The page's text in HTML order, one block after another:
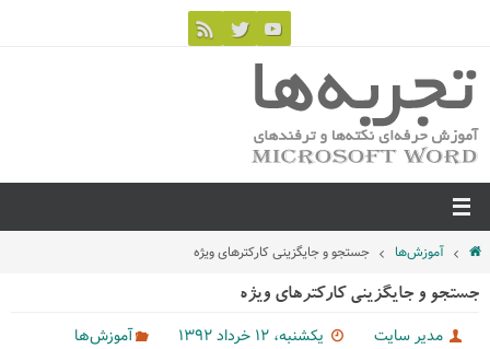
آموزش‌ها جستجو و جایگزینی کارکترهای ویژه
جستجو و جایگزینی کارکترهای ویژه
مدیر سایت یکشنبه، ۱۲ خرداد ۱۳۹۲ آموزش‌ها